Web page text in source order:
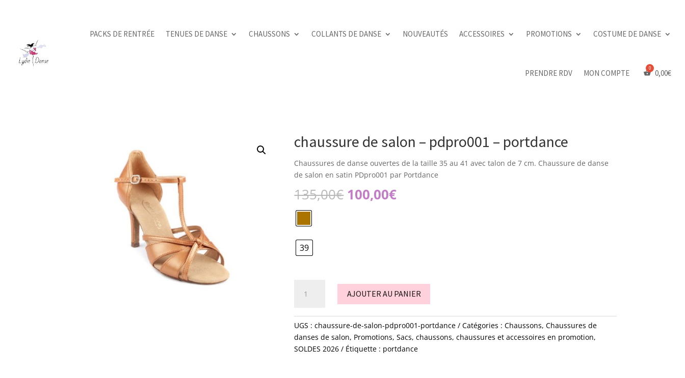
PACKS DE RENTRÉE TENUES DE DANSE CHAUSSONS COLLANTS DE DANSE NOUVEAUTÉS ACCESSOIRES PROMOTIONS COSTUME DE DANSE
PRENDRE RDV MON COMPTE 0,00€
chaussure de salon – pdpro001 – portdance
Chaussures de danse ouvertes de la taille 35 au 41 avec talon de 7 cm. Chaussure de danse
de salon en satin PDpro001 par Portdance
135,00€ Le
prix
100,00€Le
39
salon
AJOUTER AU PANIER
UGS :chaussure-de-salon-pdpro001-portdance Catégories :Chaussons,Chaussures de
danses de salon, Promotions,Sacs, chaussons, chaussures et accessoires en promotion,
SOLDES 2026
Étiquette : portdance